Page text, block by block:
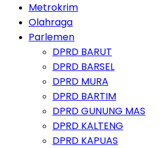
Metrokrim
Olahraga
Parlemen
DPRD BARUT
DPRD BARSEL
DPRD MURA
DPRD BARTIM
DPRD GUNUNG MAS
DPRD KALTENG
DPRD KAPUAS